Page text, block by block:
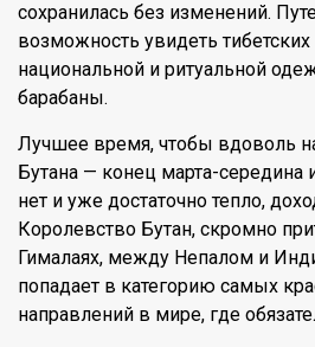
сохранилась без изменений.
возможность увидеть
национальной и ритуальной
барабаны.
Лучшее время, чтобы вдоволь
Бутана — конец марта-
нет и уже достаточно тепло,
Королевство Бутан, скромно
Гималаях, между Непалом и
попадает в категорию самых
направлений в мире, где